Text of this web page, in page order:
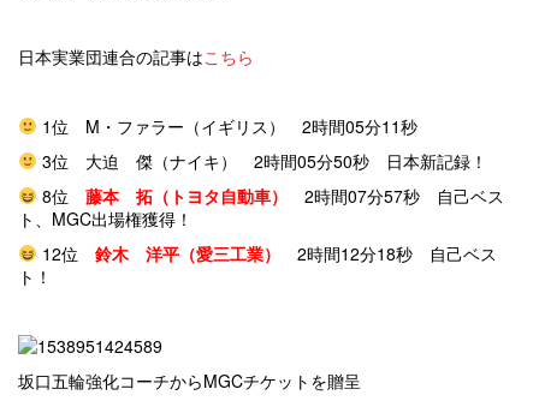
日本実業団連合の記事はこちら
1位 M・ファラー（イギリス） 2時間05分11秒
3位 大迫 傑（ナイキ） 2時間05分50秒 日本新記録！
8位 藤本 拓（トヨタ自動車）
2時間07分57秒 自己ベス
ト、MGC出場権獲得！
12位 鈴木 洋平（愛三工業）
2時間12分18秒 自己ベス
ト！
坂口五輪強化コーチからMGCチケットを贈呈